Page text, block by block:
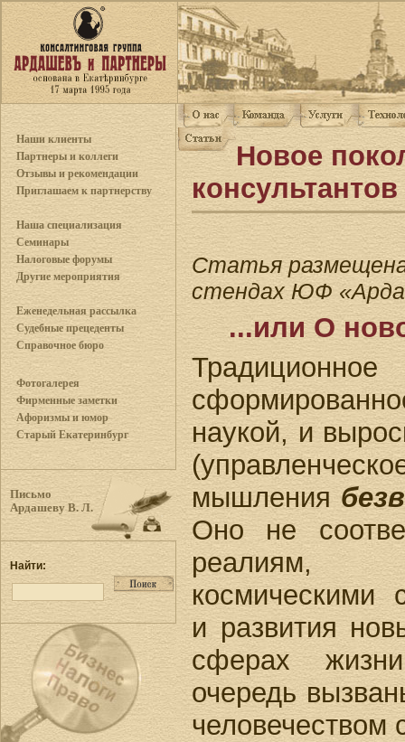
Наши клиенты
Партнеры и коллеги
Отзывы и рекомендации
Приглашаем к партнерству
Наша специализация
Семинары
Налоговые форумы
Другие мероприятия
Еженедельная рассылка
Судебные прецеденты
Справочное бюро
Фотогалерея
Фирменные заметки
Афоризмы и юмор
Старый Екатеринбург
Письмо
Ардашеву В. Л.
Найти:
Новое
консультантов
Статья
стендах ЮФ
...или О
наукой, и
мышления
Оно не
реалиям,
космическими
и развития
сферах
очередь
человечеством